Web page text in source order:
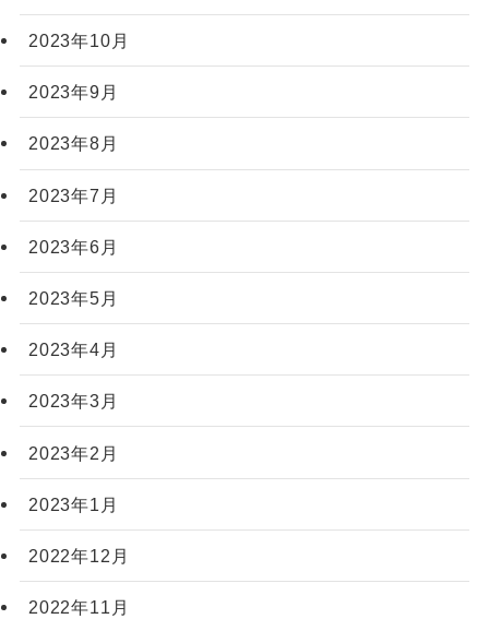
2023年10月
2023年9月
2023年8月
2023年7月
2023年6月
2023年5月
2023年4月
2023年3月
2023年2月
2023年1月
2022年12月
2022年11月